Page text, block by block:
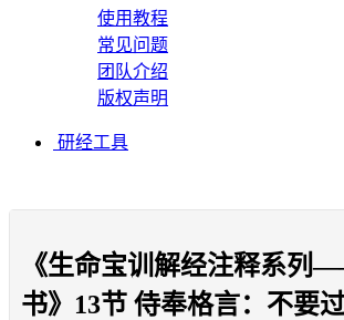
使用教程
常见问题
团队介绍
版权声明
研经工具
《生命宝训解经注释系列
书》13节 侍奉格言：不要